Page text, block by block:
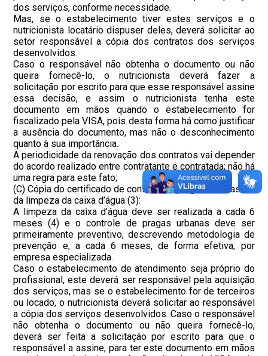
dos serviços, conforme necessidade.
Mas, se o estabelecimento tiver estes serviços e o
nutricionista locatário dispuser deles, deverá solicitar ao
setor responsável a cópia dos contratos dos serviços
desenvolvidos.
Caso o responsável não obtenha o documento ou não
queira fornecê-lo, o nutricionista deverá fazer a
solicitação por escrito para que esse responsável assine
essa decisão, e assim o nutricionista tenha este
documento em mãos quando o estabelecimento for
fiscalizado pela VISA, pois desta forma há como justificar
a ausência do documento, mas não o desconhecimento
quanto à sua importância.
A periodicidade da renovação dos contratos vai depender
do acordo realizado entre contratante e contratada; não há
uma regra para este fato;
(C) Cópia do certificado de controle de pragas urbanas e
da limpeza da caixa d’água (3):
A limpeza da caixa d’água deve ser realizada a cada 6
meses (4) e o controle de pragas urbanas deve ser
primeiramente preventivo, descrevendo metodologia de
prevenção e, a cada 6 meses, de forma efetiva, por
empresa especializada.
Caso o estabelecimento de atendimento seja próprio do
profissional, este deverá ser responsável pela aquisição
dos serviços, mas se o estabelecimento for de terceiros
ou locado, o nutricionista deverá solicitar ao responsável
a cópia dos serviços desenvolvidos. Caso o responsável
não obtenha o documento ou não queira fornecê-lo,
deverá ser feita a solicitação por escrito para que o
responsável a assine, para ter este documento em mãos